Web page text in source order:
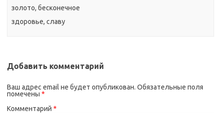
золото, бесконечное
здоровье, славу
Добавить комментарий
Ваш адрес email не будет опубликован. Обязательные поля
помечены *
Комментарий *